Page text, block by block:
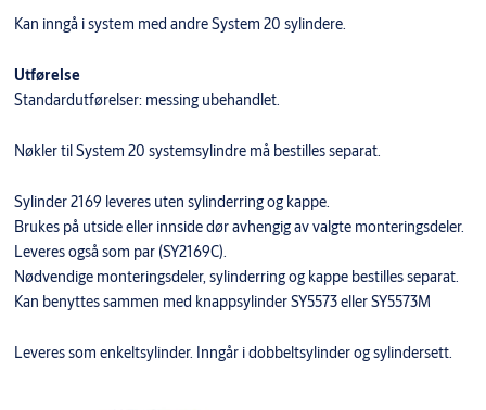
Kan inngå i system med andre System 20 sylindere.
Utførelse
Standardutførelser: messing ubehandlet.
Nøkler til System 20 systemsylindre må bestilles separat.
Sylinder 2169 leveres uten sylinderring og kappe.
Brukes på utside eller innside dør avhengig av valgte monteringsdeler.
Leveres også som par (SY2169C).
Nødvendige monteringsdeler, sylinderring og kappe bestilles separat.
Kan benyttes sammen med knappsylinder SY5573 eller SY5573M
Leveres som enkeltsylinder. Inngår i dobbeltsylinder og sylindersett.